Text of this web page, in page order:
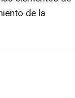
de la